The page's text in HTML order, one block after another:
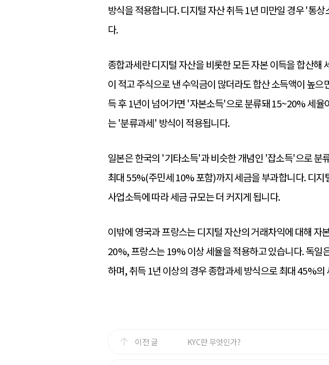
방식을 적용합니다. 디지털 자산 취득 1년 미만일 경우 '통
다.
종합과세란 디지털 자산을 비롯한 모든 자본 이득을 합산
이 적고 주식으로 낸 수익금이 많더라도 합산 소득액이 높
득 후 1년이 넘어가면 '자본소득'으로 분류돼 15~20% 세
는 '분류과세' 방식이 적용됩니다.
일본은 한국의 '기타소득'과 비슷한 개념인 '잡소득'으로 분
최대 55%(주민세 10% 포함)까지 세금을 부과합니다. 디
사업소득에 따라 세금 규모는 더 커지게 됩니다.
이밖에 영국과 프랑스는 디지털 자산의 거래차익에 대해
20%, 프랑스는 19% 이상 세율을 적용하고 있습니다. 독일
하며, 취득 1년 이상의 경우 종합과세 방식으로 최대 45%
이전 글 KYC란 무엇인가?